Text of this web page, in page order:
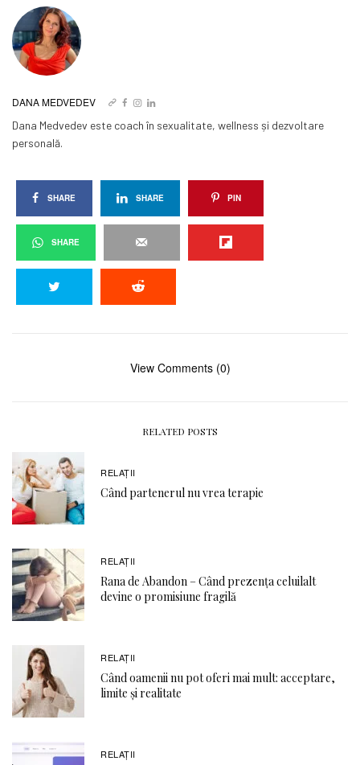
DANA MEDVEDEV
Dana Medvedev este coach în sexualitate, wellness și dezvoltare
personală.
SHARE SHARE PIN
SHARE
View Comments (0)
RELATED POSTS
RELAŢII
Când partenerul nu vrea terapie
RELAŢII
Rana de Abandon – Când prezența celuilalt
devine o promisiune fragilă
RELAŢII
Când oamenii nu pot oferi mai mult: acceptare,
limite și realitate
RELAŢII